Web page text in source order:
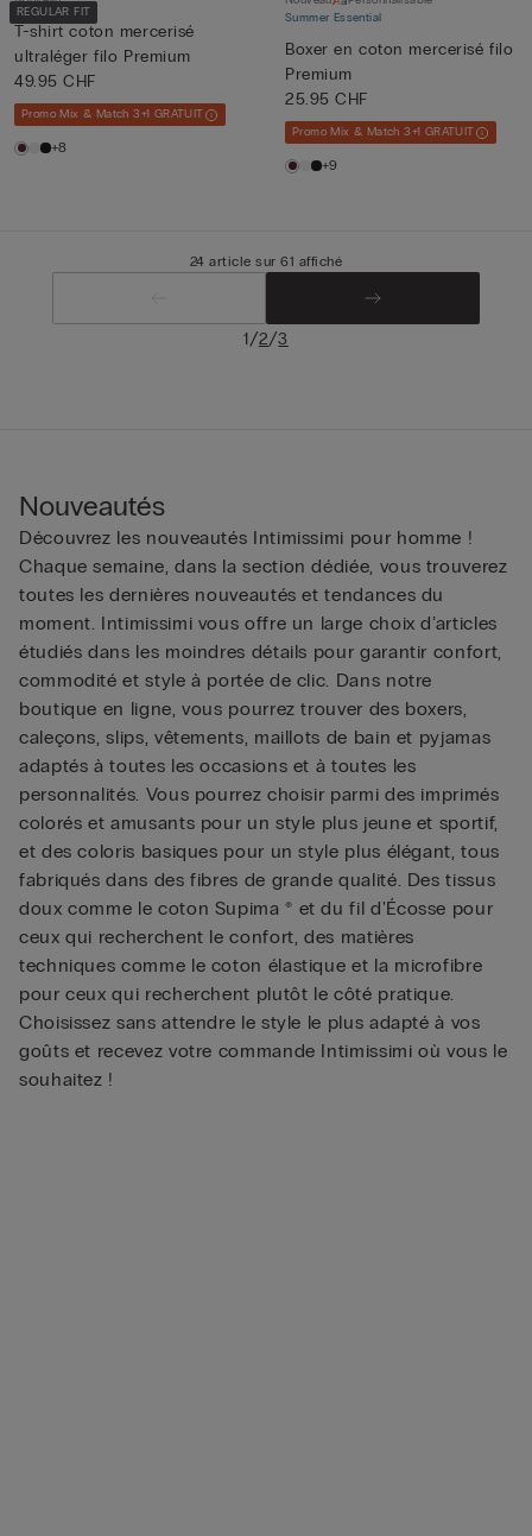
REGULAR FIT
T-shirt coton mercerisé
ultraléger filo Premium
49.95 CHF
Promo Mix & Match 3+1 GRATUIT
+8
Summer Essential
Boxer en coton mercerisé filo
Premium
25.95 CHF
Promo Mix & Match 3+1 GRATUIT
+9
24 article sur 61 affiché
1/2/3
Nouveautés
Découvrez les nouveautés Intimissimi pour homme !
Chaque semaine, dans la section dédiée, vous trouverez
toutes les dernières nouveautés et tendances du
moment. Intimissimi vous offre un large choix d’articles
étudiés dans les moindres détails pour garantir confort,
commodité et style à portée de clic. Dans notre
boutique en ligne, vous pourrez trouver des boxers,
caleçons, slips, vêtements, maillots de bain et pyjamas
adaptés à toutes les occasions et à toutes les
personnalités. Vous pourrez choisir parmi des imprimés
colorés et amusants pour un style plus jeune et sportif,
et des coloris basiques pour un style plus élégant, tous
fabriqués dans des fibres de grande qualité. Des tissus
doux comme le coton Supima ® et du fil d'Écosse pour
ceux qui recherchent le confort, des matières
techniques comme le coton élastique et la microfibre
pour ceux qui recherchent plutôt le côté pratique.
Choisissez sans attendre le style le plus adapté à vos
goûts et recevez votre commande Intimissimi où vous le
souhaitez !